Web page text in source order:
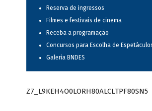
Reserva de ingressos
Filmes e festivais de cinema
Receba a programação
Concursos para Escolha de
Galeria BNDES
Z7_L9KEH4O0LORH80ALCLTPF80SN5